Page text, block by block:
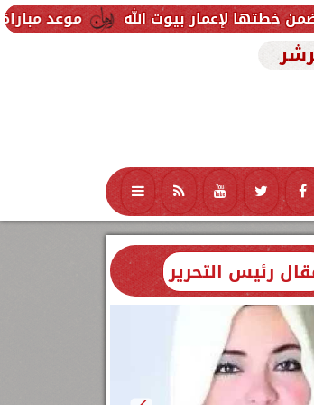
موعد مباراة مصر
تكنولوجيا منوعات محافظات
رئيس التحرير